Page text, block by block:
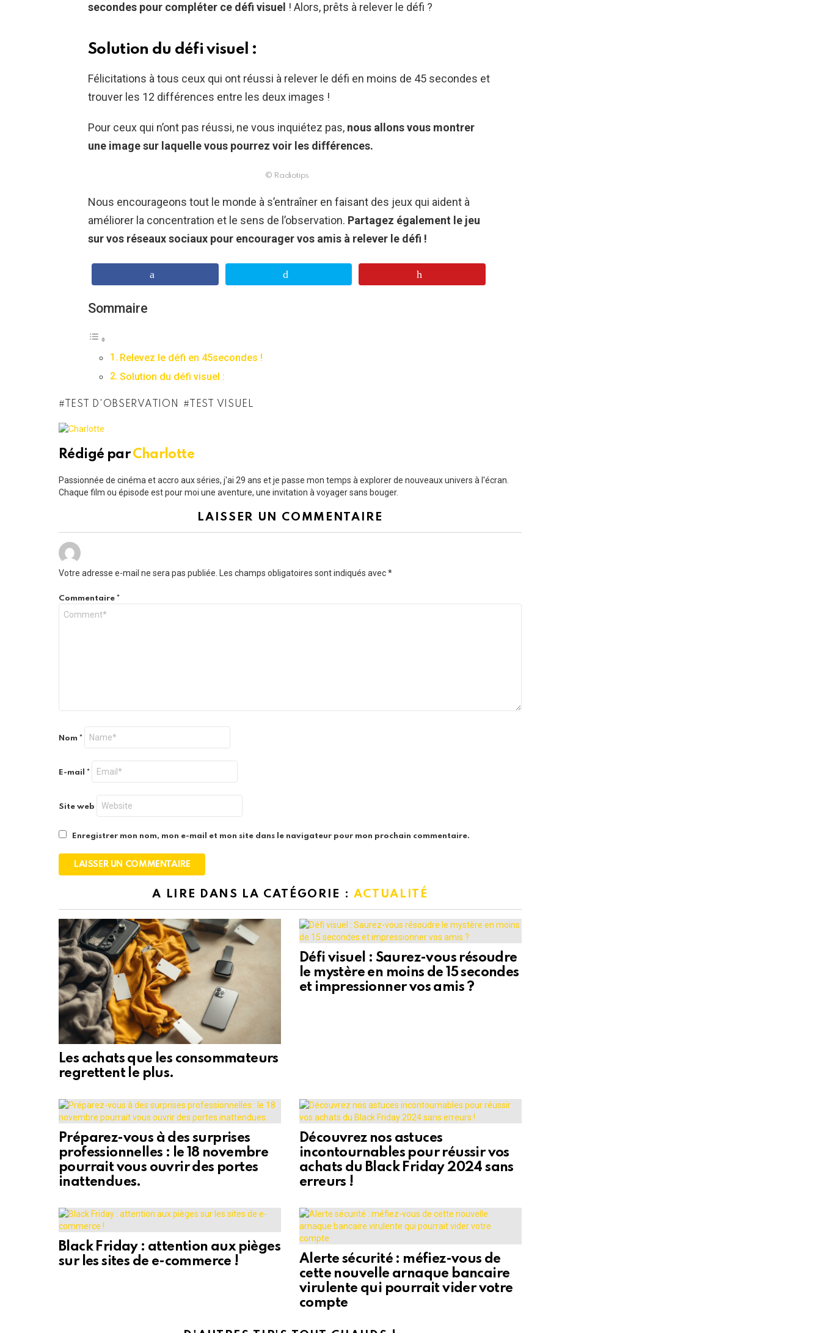
secondes pour compléter ce défi visuel ! Alors, prêts à relever le défi ?
Solution du défi visuel :
Félicitations à tous ceux qui ont réussi à relever le défi en moins de 45 secondes et
trouver les 12 différences entre les deux images !
Pour ceux qui n’ont pas réussi, ne vous inquiétez pas, nous allons vous montrer
une image sur laquelle vous pourrez voir les différences.
© Radiotips
Nous encourageons tout le monde à s’entraîner en faisant des jeux qui aident à
améliorer la concentration et le sens de l’observation. Partagez également le jeu
sur vos réseaux sociaux pour encourager vos amis à relever le défi !
Sommaire
Relevez le défi en 45secondes !
Solution du défi visuel :
TEST D'OBSERVATION TEST VISUEL
Rédigé parCharlotte
Passionnée de cinéma et accro aux séries, j'ai 29 ans et je passe mon temps à explorer de nouveaux univers à l'écran.
Chaque film ou épisode est pour moi une aventure, une invitation à voyager sans bouger.
LAISSER UN COMMENTAIRE
Votre adresse e-mail ne sera pas publiée. Les champs obligatoires sont indiqués avec*
Commentaire *
Nom *
E-mail *
Site web
Enregistrer mon nom, mon e-mail et mon site dans le navigateur pour mon prochain commentaire.
A LIRE DANS LA CATÉGORIE : ACTUALITÉ
Les achats que les consommateurs
regrettent le plus.
Défi visuel : Saurez-vous résoudre
le mystère en moins de 15 secondes
et impressionner vos amis ?
Préparez-vous à des surprises
professionnelles : le 18 novembre
pourrait vous ouvrir des portes
inattendues.
Découvrez nos astuces
incontournables pour réussir vos
achats du Black Friday 2024 sans
erreurs !
Black Friday : attention aux pièges
sur les sites de e-commerce !
Alerte sécurité : méfiez-vous de
cette nouvelle arnaque bancaire
virulente qui pourrait vider votre
compte